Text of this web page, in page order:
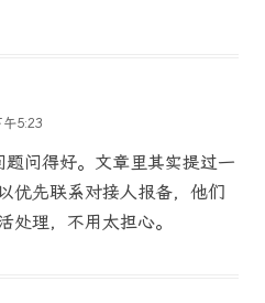
5:23
题问得好。文章里其实提过一
优先联系对接人报备，他们
处理，不用太担心。